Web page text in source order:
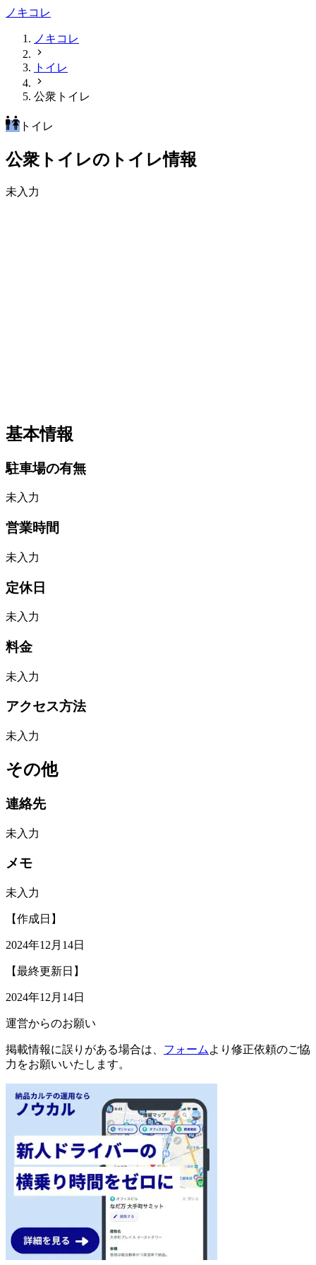
ノキコレ
ノキコレ
トイレ
公衆トイレ
トイレ
公衆トイレのトイレ情報
未入力
基本情報
駐車場の有無
未入力
営業時間
未入力
定休日
未入力
料金
未入力
アクセス方法
未入力
その他
連絡先
未入力
メモ
未入力
【作成日】
2024年12月14日
【最終更新日】
2024年12月14日
運営からのお願い
掲載情報に誤りがある場合は、 フォーム より修正依頼のご協
力をお願いいたします。